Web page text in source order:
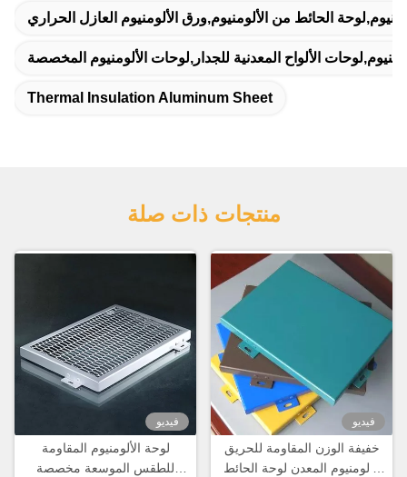
الحائط من الألومنيوم,ورق الألومنيوم العازل الحراري
الألواح المعدنية للجدار,لوحات الألومنيوم المخصصة
Thermal Insulation Aluminum Sheet
منتجات ذات صلة
فيديو
لوحة الألومنيوم المقاومة
للطقس الموسعة مخصصة
فيديو
خفيفة الوزن المقاومة للحريق
الألومنيوم المعدن لوحة الحائط